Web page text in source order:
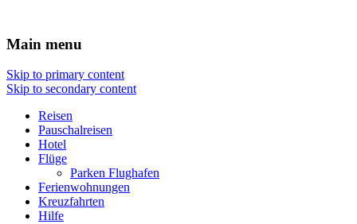
Reisen Hotel Flug
Main menu
Skip to primary content
Skip to secondary content
Reisen
Pauschalreisen
Hotel
Flüge
Parken Flughafen
Ferienwohnungen
Kreuzfahrten
Hilfe